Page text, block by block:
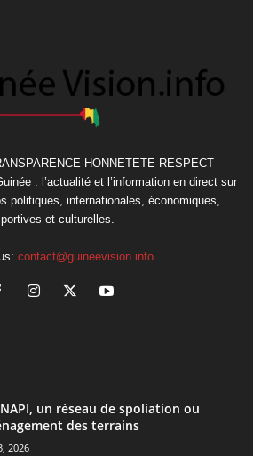
HONNETETE-RESPECT
: l’actualité et l’information en direct sur
politiques, internationales, économiques,
et culturelles.
contact@guineevision.info
un réseau de spoliation ou
des terrains
2026